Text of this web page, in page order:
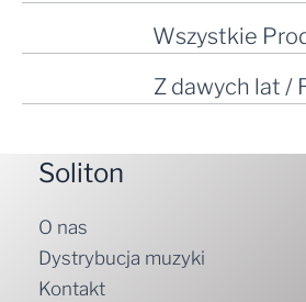
Wszystkie
Z dawych lat /
Soliton
O nas
Dystrybucja muzyki
Kontakt